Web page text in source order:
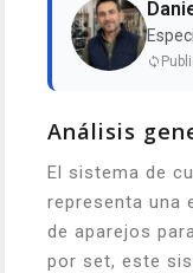
Análisis
El sistema de
representa una
de aparejos
por set, este